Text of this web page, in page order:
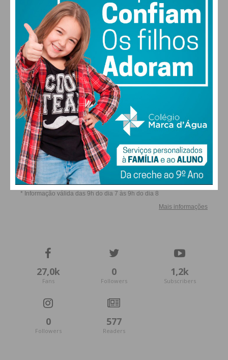
estar comigo! Pelo comentário muito oportuno que
ouvimos! Muito feliz e orgulhosa pela Maria Rita,
minha neta, que, magistralmente,soube substituir
os adultos que não souberam ou não quiseram
dizer: Estou aqui.
Tentarei continuar…
Subscreva a newsletter do
Imediato
Assine nossa newsletter por e-mail e
Eu li e concordo com os
condições
ALTERAR
FARMACIAS DE SERVIÇO EM PAÇOS DE
FERREIRA
27,0k
Fans
0
Followers
1,2k
Subscribers
0
Followers
577
Readers